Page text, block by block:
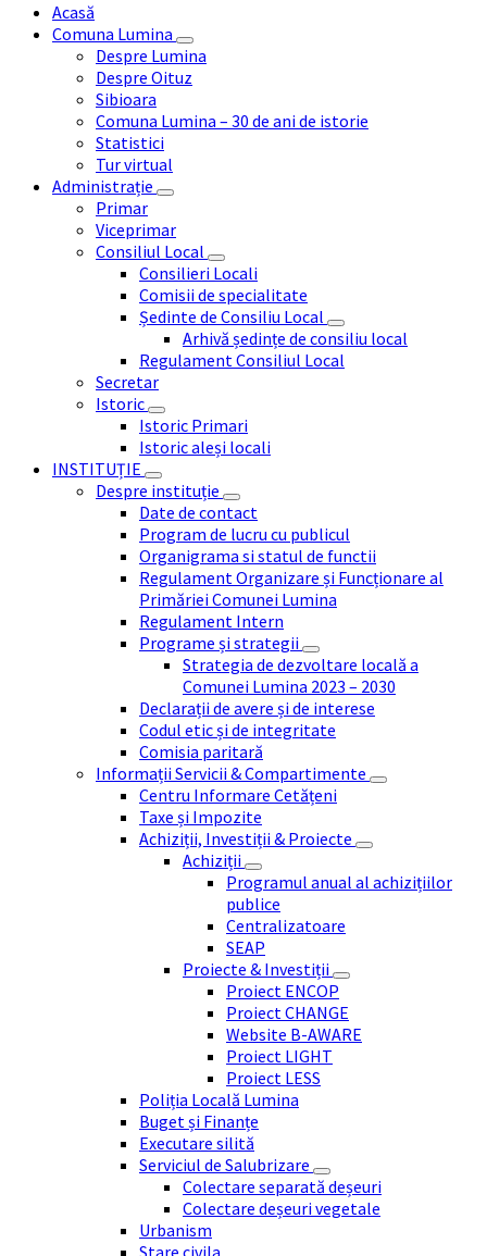
Acasă
Comuna Lumina
Despre Lumina
Despre Oituz
Sibioara
Comuna Lumina – 30 de ani de istorie
Statistici
Tur virtual
Administrație
Primar
Viceprimar
Consiliul Local
Consilieri Locali
Comisii de specialitate
Ședinte de Consiliu Local
Arhivă ședințe de consiliu local
Regulament Consiliul Local
Secretar
Istoric
Istoric Primari
Istoric aleși locali
INSTITUȚIE
Despre instituție
Date de contact
Program de lucru cu publicul
Organigrama si statul de functii
Regulament Organizare și Funcționare al
Primăriei Comunei Lumina
Regulament Intern
Programe și strategii
Strategia de dezvoltare locală a
Comunei Lumina 2023 – 2030
Declarații de avere și de interese
Codul etic și de integritate
Comisia paritară
Informații Servicii & Compartimente
Centru Informare Cetățeni
Taxe și Impozite
Achiziții, Investiții & Proiecte
Achiziții
Programul anual al achizițiilor
publice
Centralizatoare
SEAP
Proiecte & Investiții
Proiect ENCOP
Proiect CHANGE
Website B-AWARE
Proiect LIGHT
Proiect LESS
Poliția Locală Lumina
Buget și Finanțe
Executare silită
Serviciul de Salubrizare
Colectare separată deșeuri
Colectare deșeuri vegetale
Urbanism
Stare civila